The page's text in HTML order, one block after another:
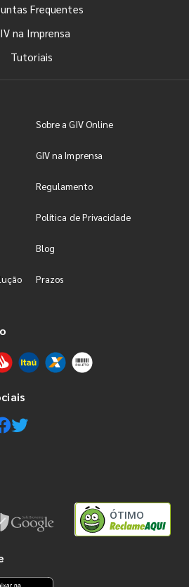
Frequentes
na Imprensa
Tutoriais
Sobre a GIV Online
GIV na Imprensa
Regulamento
Política de Privacidade
Blog
Prazos
ÓTIMO